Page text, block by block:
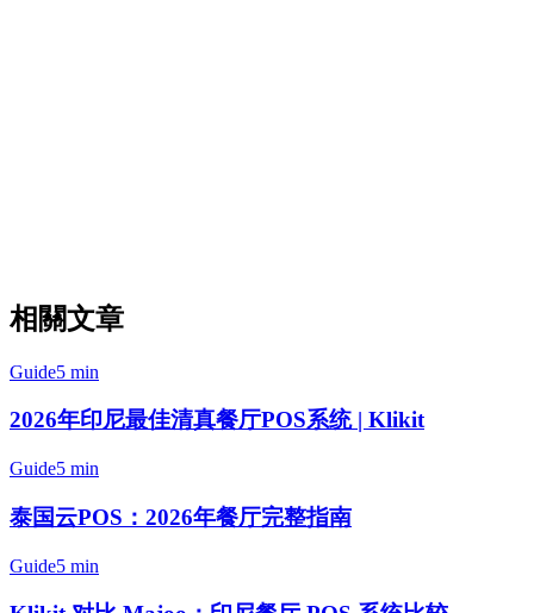
相關文章
Guide5 min
2026年印尼最佳清真餐厅POS系统 | Klikit
Guide5 min
泰国云POS：2026年餐厅完整指南
Guide5 min